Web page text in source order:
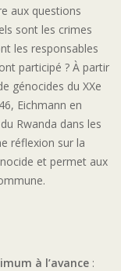
aux questions
sont les crimes
les responsables
participé ? À partir
génocides du XXe
Eichmann en
Rwanda dans les
réflexion sur la
et permet aux
à l’avance :